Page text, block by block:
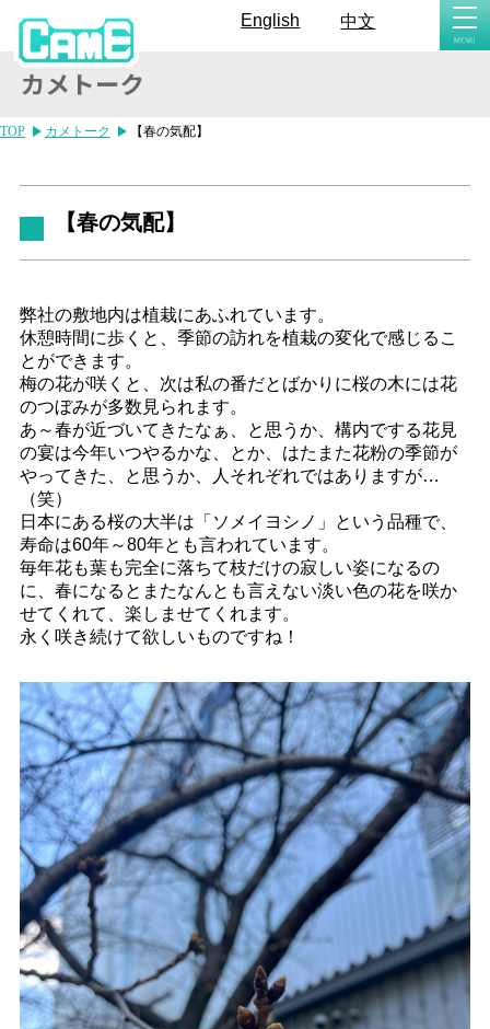
中文
English
TOP カメトーク 【春の気配】
【春の気配】
弊社の敷地内は植栽にあふれています。
休憩時間に歩くと、季節の訪れを植栽の変化で感じるこ
とができます。
梅の花が咲くと、次は私の番だとばかりに桜の木には花
のつぼみが多数見られます。
あ～春が近づいてきたなぁ、と思うか、構内でする花見
の宴は今年いつやるかな、とか、はたまた花粉の季節が
やってきた、と思うか、人それぞれではありますが…
（笑）
日本にある桜の大半は「ソメイヨシノ」という品種で、
寿命は60年～80年とも言われています。
毎年花も葉も完全に落ちて枝だけの寂しい姿になるの
に、春になるとまたなんとも言えない淡い色の花を咲か
せてくれて、楽しませてくれます。
永く咲き続けて欲しいものですね！